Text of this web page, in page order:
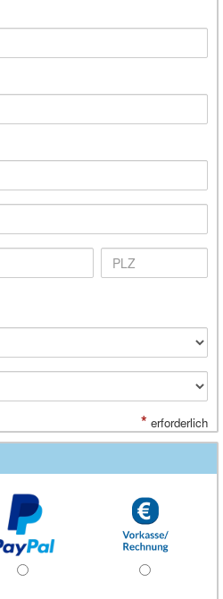
* erforderlich